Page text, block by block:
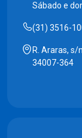
Sábado e
(31) 3516-
R. Araras, s/
34007-364